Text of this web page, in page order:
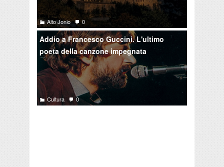
Alto Jonio 0
Addio a Francesco Guccini. L'ultimo
poeta della canzone impegnata
Cultura 0